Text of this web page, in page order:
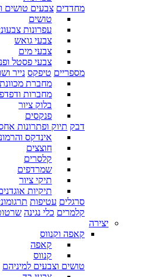
מחדדים צבעים טושים
טושים
עפרונות
צבעי גואש
צבעי מים
צבעי פסטל
מספריים טיפקס נייר
מחברת מכוונת
מחברות
בלוק ציור
פנקסים
דבק תיוק ופתרונות
אינדקס
חוצצים
קלסרים
שמרדפים
תיקי ציור
תיקיות
סרגלים עטיפות
קלמרים כלי נגינה
יצירה
קאפה וקנווס
קאפה
קנווס
טושים וצבעים למיניהם